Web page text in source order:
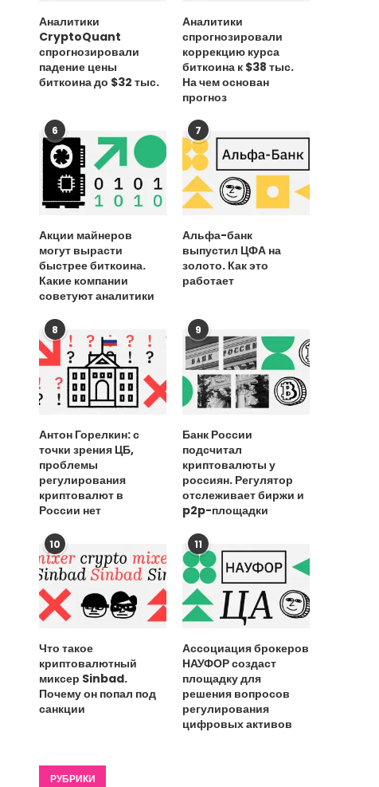
Похитителям древних кельтских
монет из музея вынесли приговор
24 августа, 2025
Раскрыта тайна
клада, который искали
Аналитики
CryptoQuant
спрогнозировали
падение цены
биткоина до $32 тыс.
Аналитики
спрогнозировали
коррекцию курса
биткоина к $38 тыс.
На чем основан
прогноз
6
Акции майнеров
могут вырасти
быстрее биткоина.
Какие компании
советуют аналитики
7
Альфа-банк
выпустил ЦФА на
золото. Как это
работает
8
Антон Горелкин: с
точки зрения ЦБ,
проблемы
регулирования
криптовалют в
России нет
9
Банк России
подсчитал
криптовалюты у
россиян. Регулятор
отслеживает биржи и
p2p-площадки
10
Что такое
криптовалютный
миксер Sinbad.
Почему он попал под
санкции
11
Ассоциация брокеров
НАУФОР создаст
площадку для
решения вопросов
регулирования
цифровых активов
РУБРИКИ